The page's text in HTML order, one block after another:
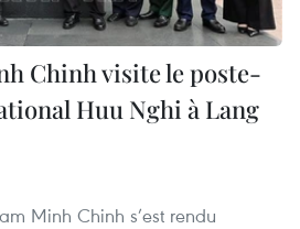
Chinh visite le poste-
Huu Nghi à Lang
Minh Chinh s’est rendu